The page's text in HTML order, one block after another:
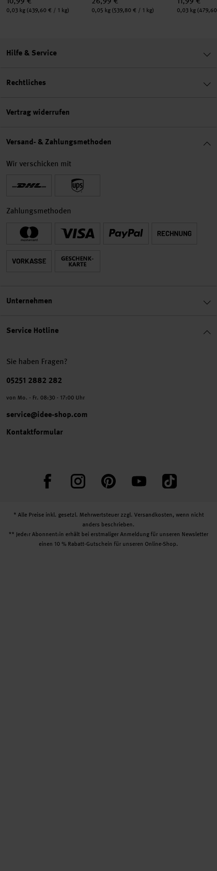
Inhalt:
0,03 kg (439,60 € / 1 kg) Inhalt:
0,05 kg (539,80 € / 1 kg) Inhalt:
0,03 kg
Service Hotline
Sie haben Fragen?
Telefonnummer
05251 2882 282
von Mo. - Fr. 08:30 - 17:00 Uhr
service@idee-shop.com
Kontaktformular
FacebookInstagram PinterestYouTube TikTok
Hilfe & Service
Rechtliches
Vertrag widerrufen
Versand- & Zahlungsmethoden
Wir verschicken mit
Zahlungsmethoden
Unternehmen
* Alle Preise inkl. gesetzl. Mehrwertsteuer zzgl. Versandkosten, wenn nicht
anders beschrieben.
** Jede:r Abonnent:in erhält bei erstmaliger Anmeldung für unseren Newsletter
einen 10 % Rabatt-Gutschein für unseren Online-Shop.